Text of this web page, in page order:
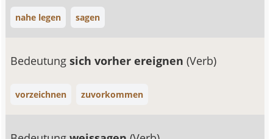
nahe legen sagen
Bedeutungsich vorher ereignen(Verb)
vorzeichnen zuvorkommen